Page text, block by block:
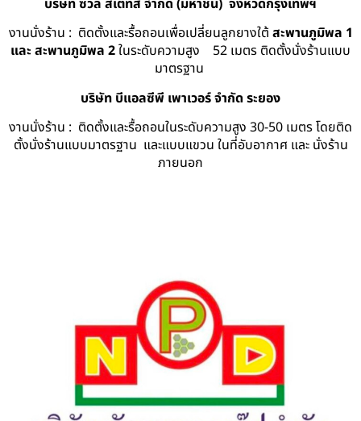
บริษัท ซีวิล สเตทส์ จำกัด (มหาชน) จังหวัดกรุงเทพฯ
งานนั่งร้าน : ติดตั้งและรื้อถอนเพื่อเปลี่ยนลูกยางใต้ สะพานภูมิพล 1
และ สะพานภูมิพล 2ในระดับความสูง 52 เมตร ติดตั้งนั่งร้านแบบ
มาตรฐาน
บริษัท บีแอลซีพี เพาเวอร์ จำกัด ระยอง
งานนั่งร้าน : ติดตั้งและรื้อถอนในระดับความสูง 30-50 เมตร โดยติด
ตั้งนั่งร้านแบบมาตรฐาน และแบบแขวน ในที่อับอากาศ และ นั่งร้าน
ภายนอก